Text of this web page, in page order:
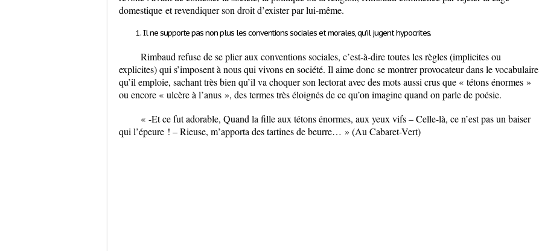
domestique et revendiquer son droit d’exister par lui-même.
Il ne supporte pasnon plus les conventions sociales et morales, qu’il jugent hypocrites.
Rimbaud refuse de se plier aux conventions sociales, c’est-à-dire toutes les règles (implicites ou
explicites) qui s’imposent à nous qui vivons en société. Il aime donc se montrer provocateur dans le vocabulaire
qu’il emploie, sachant très bien qu’il va choquer son lectorat avec des mots aussi crus que « tétons énormes »
ou encore « ulcère à l’anus », des termes très éloignés de ce qu’on imagine quand on parle de poésie.
« -Et ce fut adorable, Quand la fille aux tétons énormes, aux yeux vifs – Celle-là, ce n’est pas un baiser
qui l’épeure ! – Rieuse, m’apporta des tartines de beurre… » (Au Cabaret-Vert)